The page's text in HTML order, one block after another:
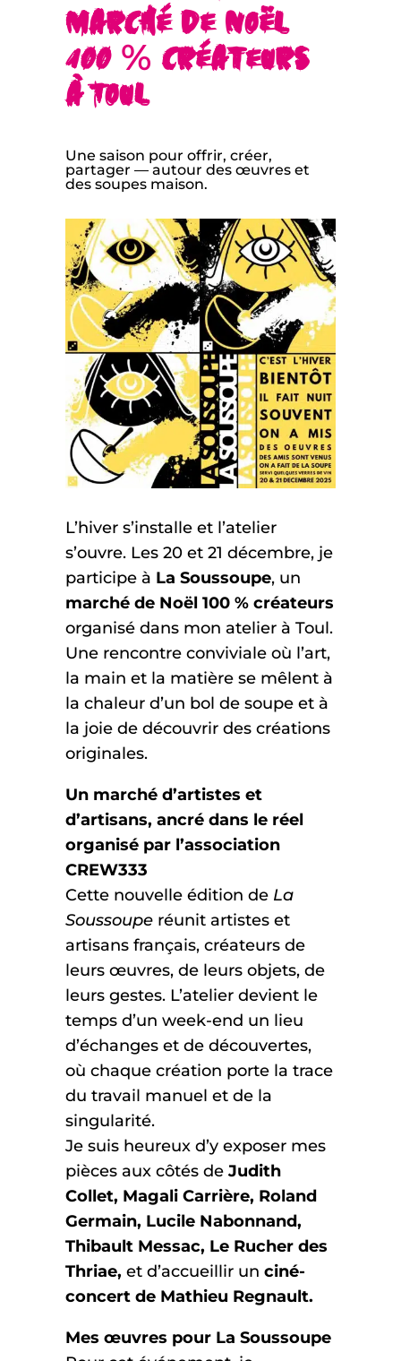
Marché de Noël
100 % créateurs
à Toul
Une saison pour offrir, créer,
partager — autour des œuvres et
des soupes maison.
L’hiver s’installe et l’atelier
s’ouvre. Les 20 et 21 décembre, je
participe à La Soussoupe, un
marché de Noël 100 % créateurs
organisé dans mon atelier à Toul.
Une rencontre conviviale où l’art,
la main et la matière se mêlent à
la chaleur d’un bol de soupe et à
la joie de découvrir des créations
originales.
Un marché d’artistes et
d’artisans, ancré dans le réel
organisé par l’association
CREW333
Cette nouvelle édition de La
Soussoupe réunit artistes et
artisans français, créateurs de
leurs œuvres, de leurs objets, de
leurs gestes. L’atelier devient le
temps d’un week-end un lieu
d’échanges et de découvertes,
où chaque création porte la trace
du travail manuel et de la
singularité.
Je suis heureux d’y exposer mes
pièces aux côtés deJudith
Collet, Magali Carrière, Roland
Germain, Lucile Nabonnand,
Thibault Messac, Le Rucher des
Thriae, et d’accueillir un ciné-
concert de Mathieu Regnault.
Mes œuvres pour La Soussoupe